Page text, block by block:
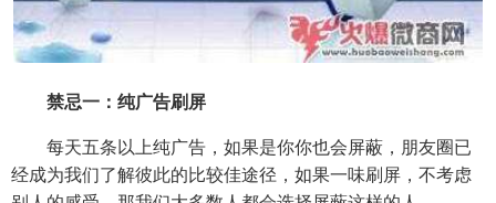
禁忌一：纯广告刷屏
每天五条以上纯广告，如果是你你也会屏蔽，朋友圈已
经成为我们了解彼此的比较佳途径，如果一味刷屏，不考虑